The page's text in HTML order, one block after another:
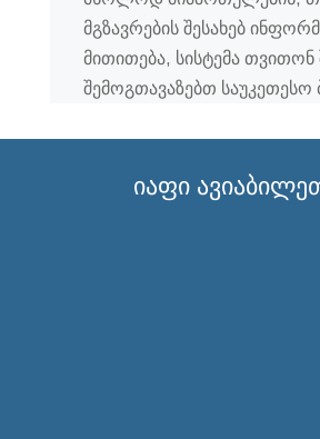
მგზავრების შესახებ
მითითება, სისტემა თვითონ
შემოგთავაზებთ
იაფი